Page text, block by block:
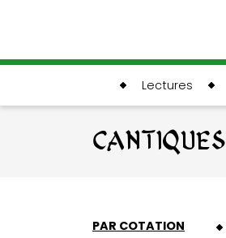
Lectures
CANTIQUES
PAR COTATION